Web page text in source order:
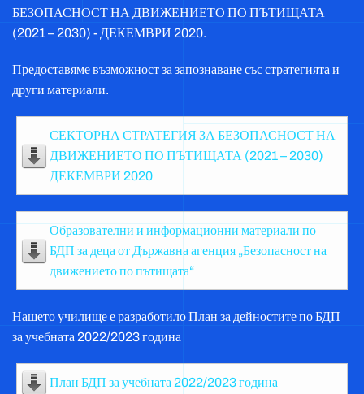
БЕЗОПАСНОСТ НА ДВИЖЕНИЕТО ПО ПЪТИЩАТА
(2021 – 2030) - ДЕКЕМВРИ 2020.
Предоставяме възможност за запознаване със стратегията и
други материали.
СЕКТОРНА СТРАТЕГИЯ ЗА БЕЗОПАСНОСТ НА
ДВИЖЕНИЕТО ПО ПЪТИЩАТА (2021 – 2030)
ДЕКЕМВРИ 2020
Образователни и информационни материали по
БДП за деца от Държавна агенция „Безопасност на
движението по пътищата“
Нашето училище е разработило План за дейностите по БДП
за учебната 2022/2023 година
План БДП за учебната 2022/2023 година